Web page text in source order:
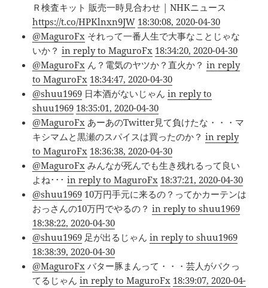
Ｒ検査キット 販売一時見合わせ | NHKニュース
https://t.co/HPKlnxn9JW 18:30:08, 2020-04-30
@MaguroFx それって一番人生で大事なことじゃな
いか？in reply to MaguroFx 18:34:20, 2020-04-30
@MaguroFx ん？電気のヤツか？直火か？in reply
to MaguroFx 18:34:47, 2020-04-30
@shuu1969 日本酒がないじゃんin reply to
shuu1969 18:35:01, 2020-04-30
@MaguroFx あーあのTwitter見て負けたな・・・マ
キシマムと黒瀬のスパイスは買ったのか？in reply
to MaguroFx 18:36:38, 2020-04-30
@MaguroFx みんなが死んでも生き残れるって良い
よね･･･in reply to MaguroFx 18:37:21, 2020-04-30
@shuu1969 10万円手元に来るの？ってかカーテンは
おっさんの10万円でやるの？in reply to shuu1969
18:38:22, 2020-04-30
@shuu1969 足が出るじゃんin reply to shuu1969
18:38:39, 2020-04-30
@MaguroFx バター豚まんって・・・芸人がパクっ
てるじゃんin reply to MaguroFx 18:39:07, 2020-04-